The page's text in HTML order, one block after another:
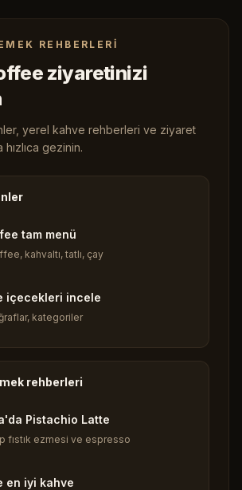
REHBERLERI
ziyaretinizi
yerel kahve rehberleri ve ziyaret
gezinin.
tam menü
kahvaltı, tatlı, çay
içecekleri incele
kategoriler
rehberleri
Pistachio Latte
fıstık ezmesi ve espresso
en iyi kahve